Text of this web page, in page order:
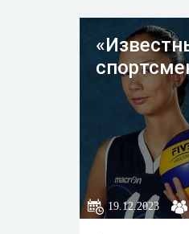
19.12.2023